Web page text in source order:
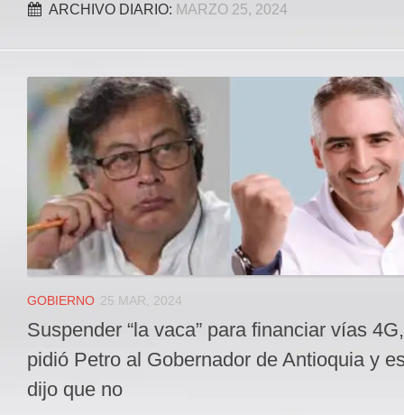
SECCIONES
Politica
Local
Deportes
JUDICIAL
ÁREA METROPOLITANA
REGIONAL
DEPARTAMENTAL
Internacional
facebook
ARCHIVO DIARIO: MARZO 25, 2024
GOBIERNO 25 MAR, 2024
Suspender “la vaca” para financiar vías
pidió Petro al Gobernador de Antioquia y
dijo que no